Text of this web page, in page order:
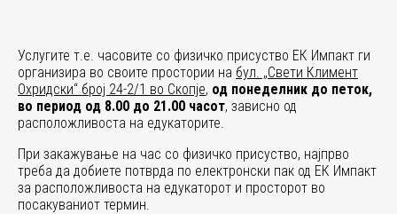
Услугите т.е. часовите со физичко присуство ЕК Импакт ги
организира во своите простории на бул. „Свети Климент
Охридски“ број 24-2/1 во Скопје, од понеделник до петок,
во период од 8.00 до 21.00 часот, зависно од
расположливоста на едукаторите.
При закажување на час со физичко присуство, најпрво
треба да добиете потврда по електронски пак од ЕК Импакт
за расположливоста на едукаторот и просторот во
посакуваниот термин.